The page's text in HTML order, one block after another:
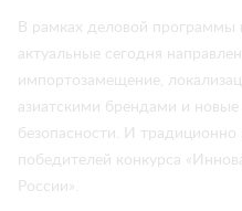
В рамках деловой
актуальные сегодня
импортозамещение,
азиатскими брендами и
безопасности. И традиционно
победителей конкурса
России».